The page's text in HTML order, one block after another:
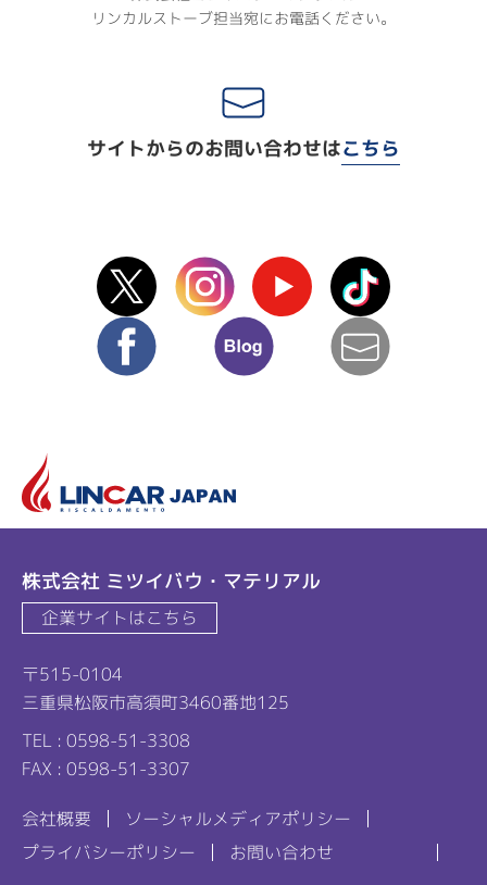
リンカルストーブ担当宛にお電話ください。
サイトからのお問い合わせはこちら
X(Twitter) instagram Youtube
facebook
株式会社 ミツイバウ・マテリアル
企業サイトはこちら
〒515-0104
三重県松阪市高須町3460番地125
TEL : 0598-51-3308
FAX : 0598-51-3307
会社概要
ソーシャルメディアポリシー
プライバシーポリシー
お問い合わせ